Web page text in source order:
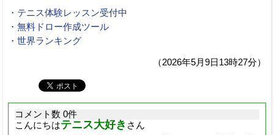
・テニス体験レッスン受付中
・無料ドロー作成ツール
・世界ランキング
（2026年5月9日13時27分）
コメント数 0件
こんにちはテニス大好き さん